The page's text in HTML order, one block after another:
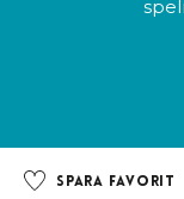
Spara favorit